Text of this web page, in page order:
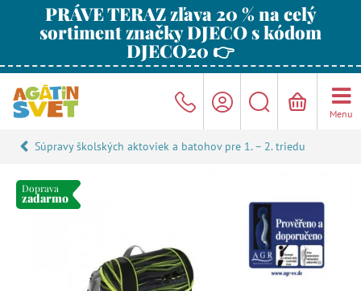
PRÁVE TERAZ zľava 20 % na celý
sortiment značky DJECO s kódom
DJECO20 👉
Menu
Súpravy školských aktoviek a batohov pre 1. – 2. triedu
Doprava
zadarmo